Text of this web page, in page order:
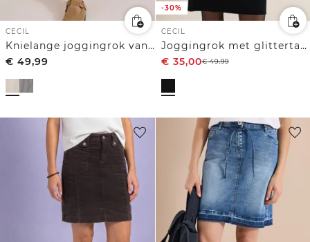
CECIL
Knielange joggingrok van seersucker stof
€ 49,99
-30%
CECIL
Joggingrok met glittertape
€ 35,00€49,99